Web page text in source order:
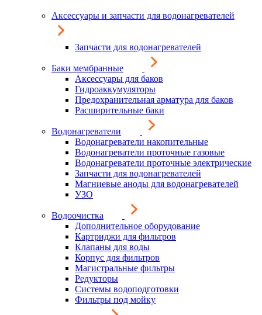
Аксессуары и запчасти для водонагревателей
Запчасти для водонагревателей
Баки мембранные
Аксессуары для баков
Гидроаккумуляторы
Предохранительная арматура для баков
Расширительные баки
Водонагреватели
Водонагреватели накопительные
Водонагреватели проточные газовые
Водонагреватели проточные электрические
Запчасти для водонагревателей
Магниевые аноды для водонагревателей
УЗО
Водоочистка
Дополнительное оборудование
Картриджи для фильтров
Клапаны для воды
Корпус для фильтров
Магистральные фильтры
Редукторы
Системы водоподготовки
Фильтры под мойку